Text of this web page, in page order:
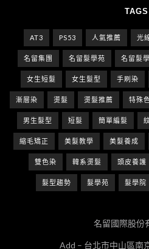
TAGS
AT3 PS53 人氣推薦 光
名留集團 名留髮學苑 名留髮
女生短髮 女生髮型 手刷染
漸層染 燙髮 燙髮推薦 特殊
男生髮型 短髮 簡單編髮
縮毛矯正 美髮教學 美髮養成
雙色染 韓系燙髮 頭皮養護
髮型趨勢 髮學苑 髮學院
名留國際股份
Add – 台北市中山區南